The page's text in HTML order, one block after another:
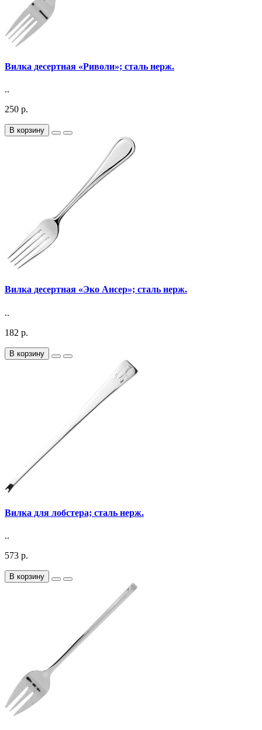
Вилка десертная «Риволи»; сталь нерж.
..
250 р.
В корзину
Вилка десертная «Эко Ансер»; сталь нерж.
..
182 р.
В корзину
Вилка для лобстера; сталь нерж.
..
573 р.
В корзину